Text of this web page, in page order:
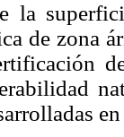
la
de zona